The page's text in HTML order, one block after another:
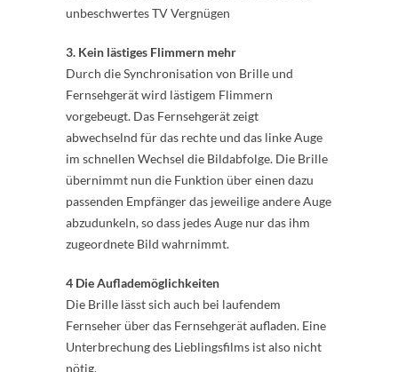
unbeschwertes TV Vergnügen
3. Kein lästiges Flimmern mehr
Durch die Synchronisation von Brille und
Fernsehgerät wird lästigem Flimmern
vorgebeugt. Das Fernsehgerät zeigt
abwechselnd für das rechte und das linke Auge
im schnellen Wechsel die Bildabfolge. Die Brille
übernimmt nun die Funktion über einen dazu
passenden Empfänger das jeweilige andere Auge
abzudunkeln, so dass jedes Auge nur das ihm
zugeordnete Bild wahrnimmt.
4 Die Auflademöglichkeiten
Die Brille lässt sich auch bei laufendem
Fernseher über das Fernsehgerät aufladen. Eine
Unterbrechung des Lieblingsfilms ist also nicht
nötig.